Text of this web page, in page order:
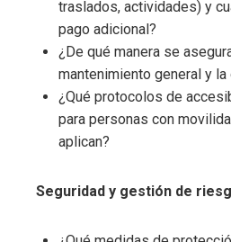
traslados, actividades) y
pago adicional?
¿De qué manera se
mantenimiento general y
¿Qué protocolos de
para personas con
aplican?
Seguridad y gestión de